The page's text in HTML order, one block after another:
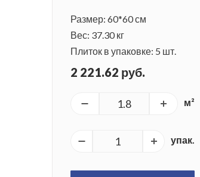
Размер: 60*60 см
Вес: 37.30 кг
Плиток в упаковке: 5 шт.
2 221.62 руб.
м²
упак.